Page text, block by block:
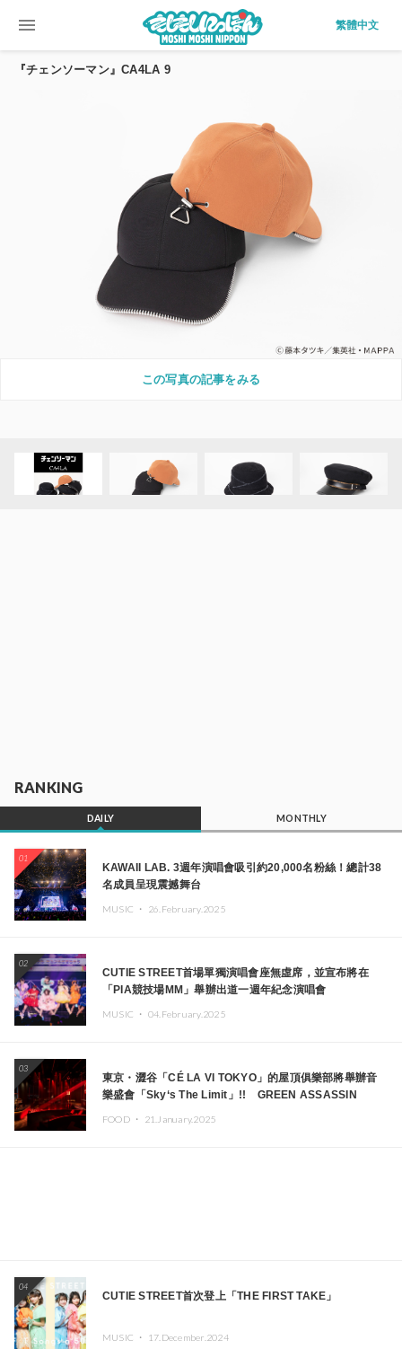
menu 繁體中文
『チェンソーマン』CA4LA 9
この写真の記事をみる
RANKING
DAILY MONTHLY
01
KAWAII LAB. 3週年演唱會吸引約20,000名粉絲！總計38
名成員呈現震撼舞台
MUSIC ・ 26.February.2025
02
CUTIE STREET首場單獨演唱會座無虛席，並宣布將在
「PIA競技場MM」舉辦出道一週年紀念演唱會
MUSIC ・ 04.February.2025
03
東京・澀谷「CÉ LA VI TOKYO」的屋頂俱樂部將舉辦音
樂盛會「Sky‘s The Limit」!! GREEN ASSASSIN
本頂尖DJ及創作者齊聚一堂
FOOD ・ 21.January.2025
04
CUTIE STREET首次登上「THE FIRST TAKE」
MUSIC ・ 17.December.2024